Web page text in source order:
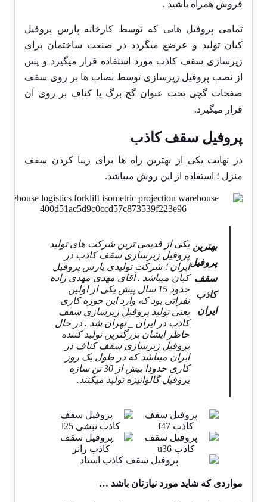
فروش همراه باشید .
تمامی پروفیل هایی که توسط کارخانه پارس پروفیل
کیان تولید و عرضع میگردد در صنعت ساختمان برای
زیرسازی سقف کاذب مورد استفاده قرار میگیرد و پس
از نصب پروفیل زیرسازی توسط نصاب ها بر روی سقف
صفحات گچی تحت عنوان گچ برگ یا کناف بر روی آن
قرار میگیرد.
پروفیل سقف کاذب
در نهایت یکی از بهترین راه ها برای زیبا کردن سقف
منزل ؛ استفاده از این روش میباشد.
بهترین
پروفیل
سقف
کاذب
ایران
یکی از قدیمی ترین شرکت های تولید
پروفیل زیرسازی سقف کاذب در
ایران ؛ شرکت تولیدی پارس پروفیل
کیان میباشد . آقای مهدی مهدی زاده
حدود 15 سال پیش یکی از اولین
نفراتی بود که وارد این حوزه کاری
یعنی تولید پروفیل زیرسازی سقف
کاذب در ایران _ تهران شد . در حال
حاظر ایشان بزرگترین تولید کننده
پروفیل زیرسازی سقف کناف در
ایران میباشد که در طول یک روز
کاری حدودا بیش از 30 تن سازه
پروفیل گالوانیزه تولید میکنند.
مواردی که شاید مورد نیازتان باشد …